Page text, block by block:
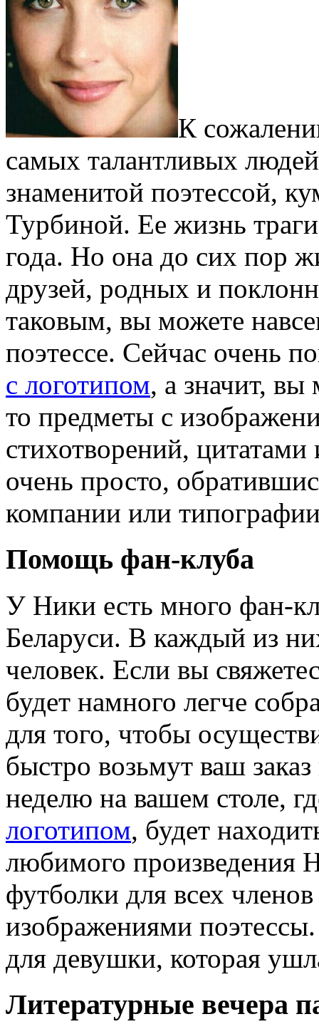
К
самых талантливых
знаменитой поэтессой,
Турбиной. Ее жизнь
года. Но она до сих пор
друзей, родных и
таковым, вы можете
поэтессе. Сейчас очень
с логотипом, а значит, вы
то предметы с
стихотворений,
очень просто,
компании или
Помощь фан-клуба
У Ники есть много фан-
Беларуси. В каждый из
человек. Если вы
будет намного легче
для того, чтобы
быстро возьмут ваш
неделю на вашем столе,
логотипом, будет
любимого произведения
футболки для всех
изображениями
для девушки, которая
Литературные вечера